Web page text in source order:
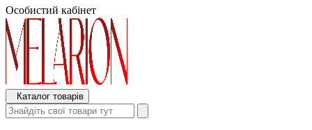
Особистий кабінет
Каталог товарів